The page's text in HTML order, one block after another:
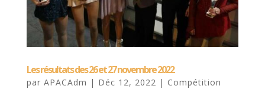
Les résultats des 26 et 27 novembre 2022
par APACAdm | Déc 12, 2022 | Compétition